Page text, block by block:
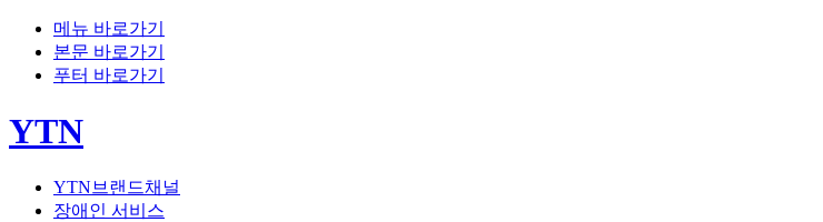
메뉴 바로가기
본문 바로가기
푸터 바로가기
YTN
YTN브랜드채널
장애인 서비스